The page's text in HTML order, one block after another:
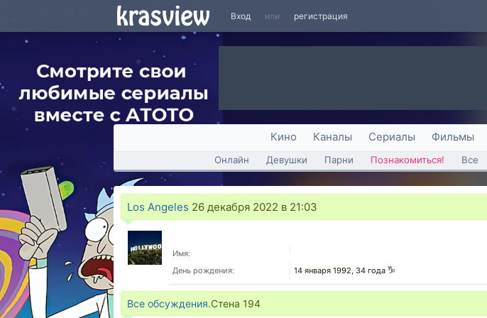
Вход или регистрация
Кино Каналы Сериалы Фильмы
Онлайн Девушки Парни Познакомиться! Все
Los Angeles 26 декабря 2022 в 21:03
Имя:
День рождения:
14 января 1992, 34 года
Все обсуждения.Стена 194